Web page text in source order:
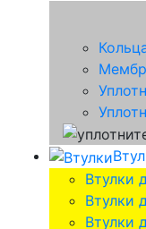
Втулки
Втулки
Втулки